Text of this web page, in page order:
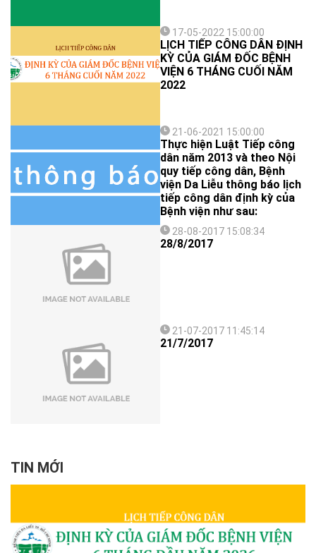
17-05-2022 15:00:00
LỊCH TIẾP CÔNG DÂN ĐỊNH
KỲ CỦA GIÁM ĐỐC BỆNH
VIỆN 6 THÁNG CUỐI NĂM
2022
21-06-2021 15:00:00
Thực hiện Luật Tiếp công
dân năm 2013 và theo Nội
quy tiếp công dân, Bệnh
viện Da Liễu thông báo lịch
tiếp công dân định kỳ của
Bệnh viện như sau:
28-08-2017 15:08:34
28/8/2017
21-07-2017 11:45:14
21/7/2017
TIN MỚI